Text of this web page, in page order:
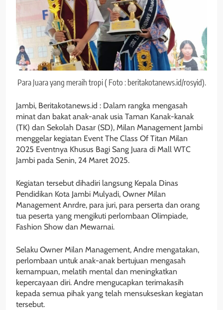
Para Juara yang meraih tropi ( Foto : beritakotanews.id/rosyid).
Jambi, Beritakotanews.id : Dalam rangka mengasah
minat dan bakat anak-anak usia Taman Kanak-kanak
(TK) dan Sekolah Dasar (SD), Milan Management Jambi
menggelar kegiatan Event The Class Of Titan Milan
2025 Eventnya Khusus Bagi Sang Juara di Mall WTC
Jambi pada Senin, 24 Maret 2025.
Kegiatan tersebut dihadiri langsung Kepala Dinas
Pendidikan Kota Jambi Mulyadi, Owner Milan
Management Anrdre, para juri, para perserta dan orang
tua peserta yang mengikuti perlombaan Olimpiade,
Fashion Show dan Mewarnai.
Selaku Owner Milan Management, Andre mengatakan,
perlombaan untuk anak-anak bertujuan mengasah
kemampuan, melatih mental dan meningkatkan
kepercayaan diri. Andre mengucapkan terimakasih
kepada semua pihak yang telah mensukseskan kegiatan
tersebut.